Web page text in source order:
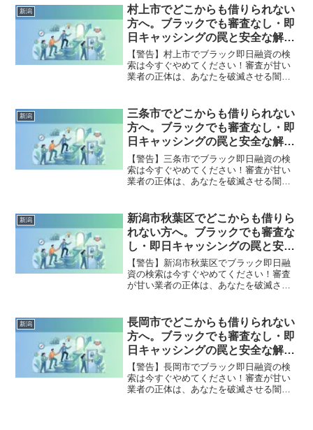
まで徹底解説。多重債務の地獄から抜け
出し、合法的に借金を減額・免除する
「債務整理」の正しい知識と、今すぐ督
促を止める無料相談窓口をご案内しま
す。
新潟
村上市でどこからも借りられない
方へ。ブラックでも審査なし・即
日キャッシングの罠と安全な解決
策
【警告】村上市でブラック即日融資の検
索は今すぐやめてください！審査が甘い
業者の正体は、あなたを破滅させる闇金
市で違法業者を避け、借金地獄から抜け
出した方々の実体験と確実な解決策を完
全公開。
新潟
三条市でどこからも借りられない
方へ。ブラックでも審査なし・即
日キャッシングの罠と安全な解決
策
【警告】三条市でブラック即日融資の検
索は今すぐやめてください！審査が甘い
業者の正体は、あなたを破滅させる闇金
市で違法業者を避け、借金地獄から抜け
出した方々の実体験と確実な解決策を完
全公開。
新潟
新潟市秋葉区でどこからも借りら
れない方へ。ブラックでも審査な
し・即日キャッシングの罠と安全
な解決策
【警告】新潟市秋葉区でブラック即日融
資の検索は今すぐやめてください！審査
が甘い業者の正体は、あなたを破滅させ
す。新潟市秋葉区で違法業者を避け、借
金地獄から抜け出した方々の実体験と確
実な解決策を完全公開。
新潟
長岡市でどこからも借りられない
方へ。ブラックでも審査なし・即
日キャッシングの罠と安全な解決
策
【警告】長岡市でブラック即日融資の検
索は今すぐやめてください！審査が甘い
業者の正体は、あなたを破滅させる闇金